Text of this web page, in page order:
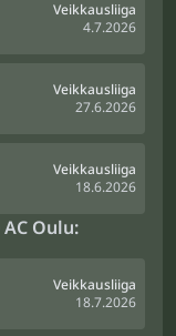
Veikkausliiga
4.7.2026
Veikkausliiga
27.6.2026
Veikkausliiga
18.6.2026
Oulu:
Veikkausliiga
18.7.2026